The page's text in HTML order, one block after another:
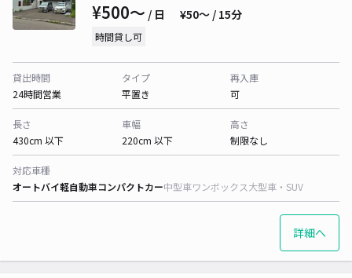
¥500〜 / 日 ¥50〜 / 15分
時間貸し可
貸出時間
24時間営業
タイプ
平置き
再入庫
可
長さ
430cm 以下
車幅
220cm 以下
高さ
制限なし
対応車種
オートバイ軽自動車コンパクトカー中型車ワンボックス大型車・SUV
詳細へ